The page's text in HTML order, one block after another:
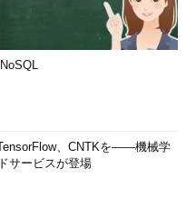
NoSQL
、CNTKを――機械学
サービスが登場